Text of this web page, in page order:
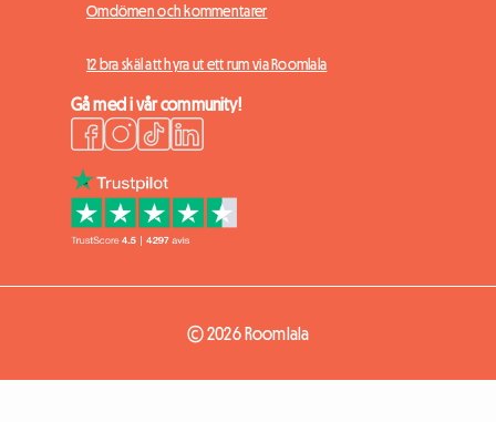
Omdömen och kommentarer
12 bra skäl att hyra ut ett rum via Roomlala
Gå med i vår community!
© 2026 Roomlala